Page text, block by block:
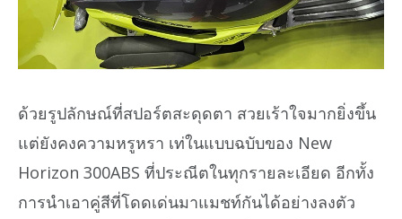
ด้วยรูปลักษณ์ที่สปอร์ตสะดุดตา สวยเร้าใจมากยิ่งขึ้น
แต่ยังคงความหรูหรา เท่ในแบบฉบับของ New
Horizon 300ABS ที่ประณีตในทุกรายละเอียด อีกทั้ง
การนำเอาคู่สีที่โดดเด่นมาแมชท์กันได้อย่างลงตัว